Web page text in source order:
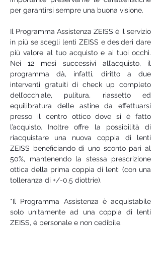
per garantirsi sempre una buona visione.
Il Programma Assistenza ZEISS è il servizio
in più se scegli lenti ZEISS e desideri dare
più valore al tuo acquisto e ai tuoi occhi.
Nei 12 mesi successivi all’acquisto, il
programma dà, infatti, diritto a due
interventi gratuiti di check up completo
dell’occhiale, pulitura, riassetto ed
equilibratura delle astine da effettuarsi
presso il centro ottico dove si è fatto
l’acquisto. Inoltre offre la possibilità di
riacquistare una nuova coppia di lenti
ZEISS beneficiando di uno sconto pari al
50%, mantenendo la stessa prescrizione
ottica della prima coppia di lenti (con una
tolleranza di +/-0.5 diottrie).
*Il Programma Assistenza è acquistabile
solo unitamente ad una coppia di lenti
ZEISS, è personale e non cedibile.